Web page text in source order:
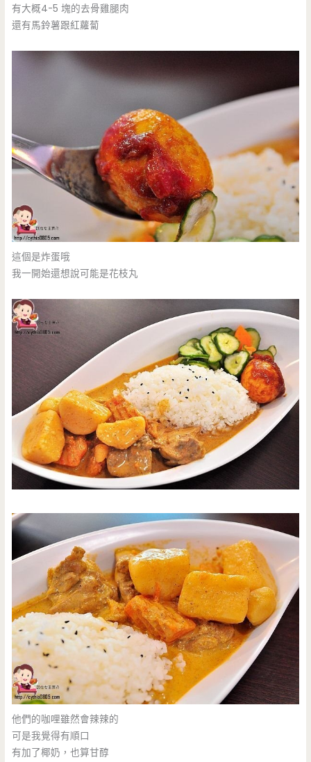
有大概4-5 塊的去骨雞腿肉
還有馬鈴薯跟紅蘿蔔
這個是炸蛋哦
我一開始還想說可能是花枝丸
他們的咖哩雖然會辣辣的
可是我覺得有順口
有加了椰奶，也算甘醇